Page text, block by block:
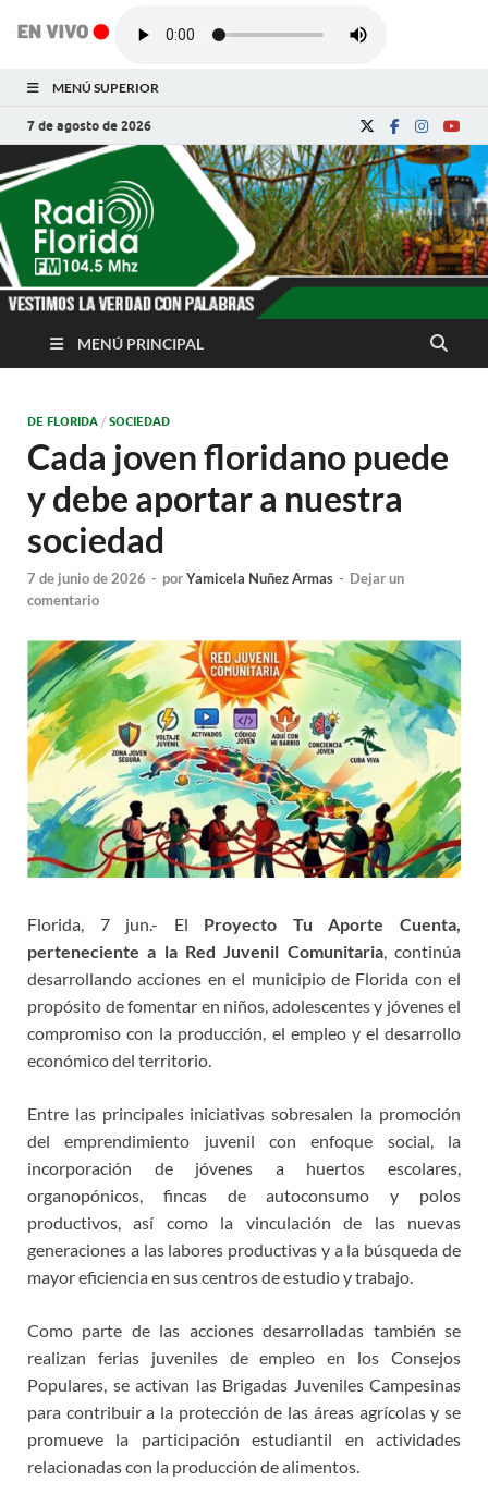
MENÚ SUPERIOR
7 de agosto de 2026
Radio Florida de
Cuba
Noticias y Actualidades de Florida, Camagüey,
MENÚ PRINCIPAL
DE FLORIDA / SOCIEDAD
Cada joven floridano puede
y debe aportar a nuestra
sociedad
7 de junio de 2026 - porYamicela Nuñez Armas - Dejar un
comentario
Florida, 7 jun.- El Proyecto Tu Aporte Cuenta,
perteneciente a la Red Juvenil Comunitaria, continúa
desarrollando acciones en el municipio de Florida con el
propósito de fomentar en niños, adolescentes y jóvenes el
compromiso con la producción, el empleo y el desarrollo
económico del territorio.
Entre las principales iniciativas sobresalen la promoción
del emprendimiento juvenil con enfoque social, la
incorporación de jóvenes a huertos escolares,
organopónicos, fincas de autoconsumo y polos
productivos, así como la vinculación de las nuevas
generaciones a las labores productivas y a la búsqueda de
mayor eficiencia en sus centros de estudio y trabajo.
Como parte de las acciones desarrolladas también se
realizan ferias juveniles de empleo en los Consejos
Populares, se activan las Brigadas Juveniles Campesinas
para contribuir a la protección de las áreas agrícolas y se
promueve la participación estudiantil en actividades
relacionadas con la producción de alimentos.